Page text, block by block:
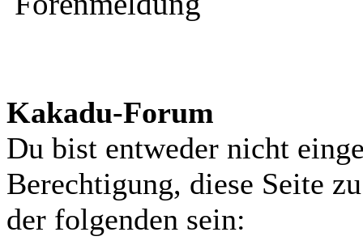
Kakadu-Forum
Du bist entweder nicht
Berechtigung, diese Seite
der folgenden sein: